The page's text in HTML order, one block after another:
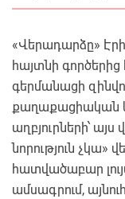
«Վերադարձը»
հայտնի
գերմանացի
քաղաքացիական
աղբյուրների՝
նորություն չկա»
հատվածաբար
ամսագրում,